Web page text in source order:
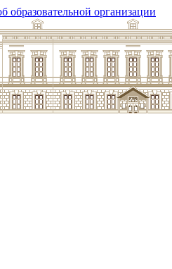
образовательной организации